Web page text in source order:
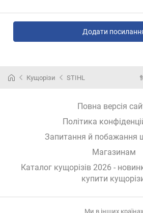
Додати
Кущорізи STIHL
Повна версія
Політика
Запитання й побажання
Магазинам
Каталог кущорізів 2026 -
купити
Ми в інших країнах